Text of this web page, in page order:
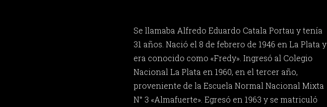
Se llamaba Alfredo Eduardo Catala Portau y tenía
31 años. Nació el 8 de febrero de 1946 en La Plata y
era conocido como «Fredy». Ingresó al Colegio
Nacional La Plata en 1960, en el tercer año,
proveniente de la Escuela Normal Nacional Mixta
N° 3 «Almafuerte». Egresó en 1963 y se matriculó